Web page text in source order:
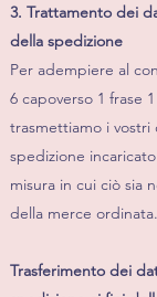
3. Trattamento dei
della spedizione
Per adempiere al
6 capoverso 1 frase
trasmettiamo i
spedizione
misura in cui ciò sia
della merce ordinata.
Trasferimento dei